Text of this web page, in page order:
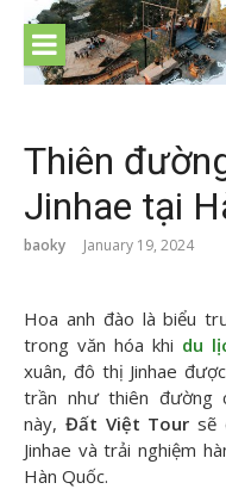
content
Thiên
Jinhae tại
baoky January 19, 2024
Hoa anh đào là biểu
trong văn hóa khi du
xuân, đô thị Jinhae
trần như thiên đường
này, Đất Việt Tour sẽ
Jinhae và trải nghiệm
Hàn Quốc.